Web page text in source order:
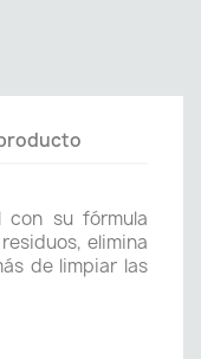
con su fórmula
elimina
de limpiar las